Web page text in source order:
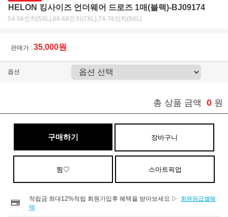
HELON 킹사이즈 언더웨어 드로즈 1매(블랙)-BJ09174
54-56인치(5XL),66-68인치(7XL),74-76인치(9XL)
판매가 : 35,000원
옵션
총 상품 금액 0 원
구매하기 장바구니
찜♡ 스마트픽업
적립금 최대12%적립 회원가입후 혜택을 받아보세요 ▷
회원등급별혜
택